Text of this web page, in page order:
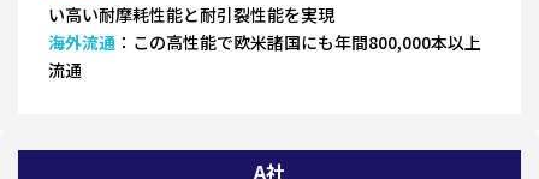
い高い耐摩耗性能と耐引裂性能を実現
海外流通 ：この高性能で欧米諸国にも年間800,000本以上
流通
A社